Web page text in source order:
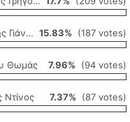
Κορεντσίδης Γιάννης 15.83% (187 votes)
Θωμάς 7.96% (94 votes)
Ντίνος 7.37% (87 votes)